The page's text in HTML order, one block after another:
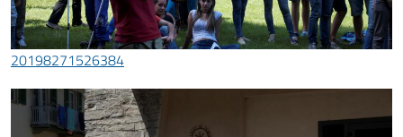
20198271526384